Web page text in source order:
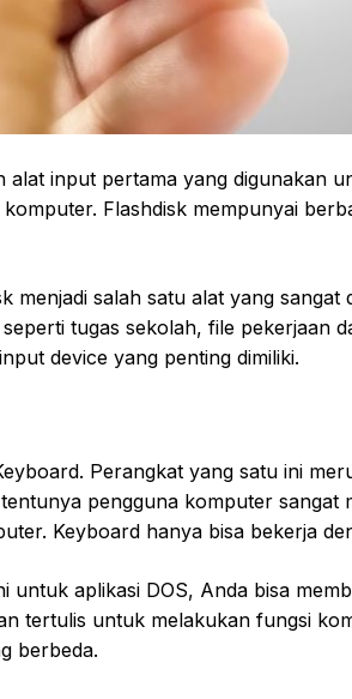
alat input pertama yang digunakan
Flashdisk mempunyai
menjadi salah satu alat yang
tugas sekolah, file pekerjaan
device yang penting dimiliki.
Perangkat yang satu ini
pengguna komputer sangat
Keyboard hanya bisa bekerja
untuk aplikasi DOS, Anda bisa
tertulis untuk melakukan fungsi
berbeda.